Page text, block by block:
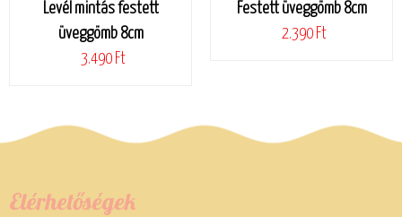
Levél mintás festett
üveggömb 8cm
3.490 Ft
Festett üveggömb 8cm
2.390 Ft
Elérhetőségek